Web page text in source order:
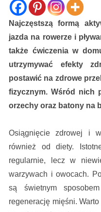
Najczęstszą formą
jazda na rowerze i
także ćwiczenia w
utrzymywać efekty
postawić na zdrowe
fizycznym. Wśród nich
orzechy oraz batony na
Osiągnięcie zdrowej i
również od diety.
regularnie, lecz w
warzywach i owocach.
są świetnym
regenerację mięśni.